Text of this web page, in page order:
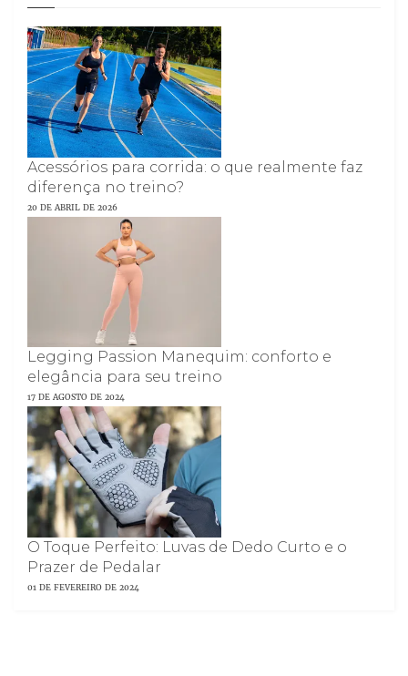
Acessórios para corrida: o que realmente faz
diferença no treino?
20 DE ABRIL DE 2026
Legging Passion Manequim: conforto e
elegância para seu treino
17 DE AGOSTO DE 2024
O Toque Perfeito: Luvas de Dedo Curto e o
Prazer de Pedalar
01 DE FEVEREIRO DE 2024